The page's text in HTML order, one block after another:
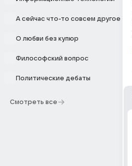
А сейчас что-то совсем другое
О любви без купюр
Философский вопрос
Политические дебаты
Смотреть все